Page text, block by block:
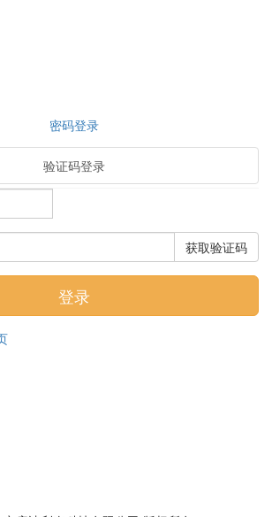
密码登录
验证码登录
获取验证码